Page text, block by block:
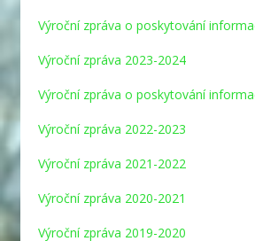
Výroční zpráva o poskytování
Výroční zpráva 2023-2024
Výroční zpráva o poskytování
Výroční zpráva 2022-2023
Výroční zpráva 2021-2022
Výroční zpráva 2020-2021
Výroční zpráva 2019-2020